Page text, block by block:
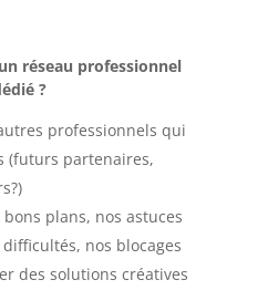
réseau professionnel
?
professionnels qui
(futurs partenaires,
plans, nos astuces
nos blocages
des solutions créatives